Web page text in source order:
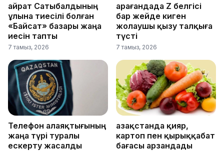
Қайрат Сатыбалдының
ұлына тиесілі болған
«Байсат» базары жаңа
иесін тапты
7 тамыз, 2026
Қарағандада Z белгісі
бар жейде киген
жолаушы қызу талқыға
түсті
7 тамыз, 2026
Телефон алаяқтығының
жаңа түрі туралы
ескерту жасалды
Қазақстанда қияр,
картоп пен қырыққабат
бағасы арзандады